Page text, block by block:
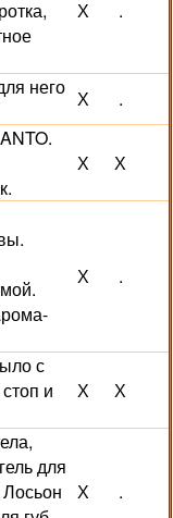
Х .
него Х .
Х Х
Х .
с
и
Х Х
для
Х .